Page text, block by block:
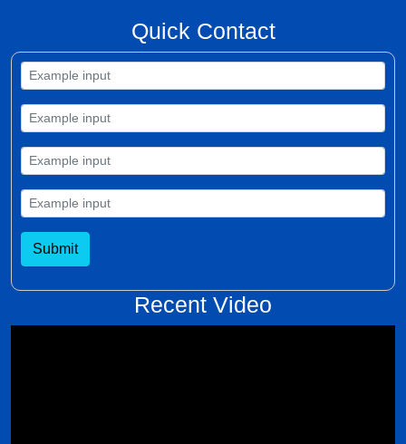
Quick Contact
Submit
Recent Video